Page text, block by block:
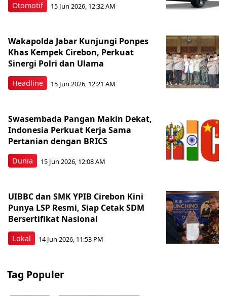
Otomotif 15 Jun 2026, 12:32 AM
Headline
Wakapolda Jabar Kunjungi Ponpes
Khas Kempek Cirebon, Perkuat
Sinergi Polri dan Ulama
15 Jun 2026, 12:21 AM
Dunia
Swasembada Pangan Makin Dekat,
Indonesia Perkuat Kerja Sama
Pertanian dengan BRICS
15 Jun 2026, 12:08 AM
Lokal
UIBBC dan SMK YPIB Cirebon Kini
Punya LSP Resmi, Siap Cetak SDM
Bersertifikat Nasional
14 Jun 2026, 11:53 PM
Tag Populer